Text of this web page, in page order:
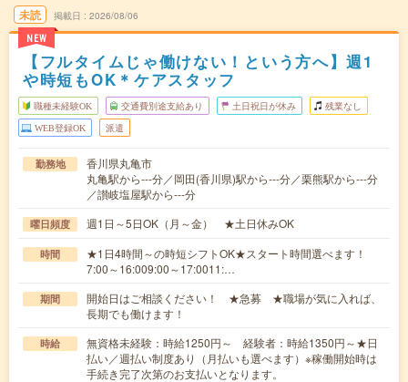
未読
NEW
掲載日 2026/08/06
【フルタイムじゃ働けない！という方へ】週1
や時短もOK＊ケアスタッフ
職種未経験OK 交通費別途支給あり 土日祝日が休み 残業なし
WEB登録OK 派遣
勤務地
香川県丸亀市
丸亀駅から---分／岡田(香川県)駅から---分／栗熊駅から---分
／讃岐塩屋駅から---分
曜日頻度 週1日～5日OK（月～金） ★土日休みOK
時間
★1日4時間～の時短シフトOK★スタート時間選べます！
7:00～16:009:00～17:0011:…
期間
開始日はご相談ください！ ★急募 ★職場が気に入れば、
長期でも働けます！
時給
無資格未経験：時給1250円～ 経験者：時給1350円～★日
払い／週払い制度あり（月払いも選べます）※稼働開始時は
手続き完了次第のお支払いとなります。